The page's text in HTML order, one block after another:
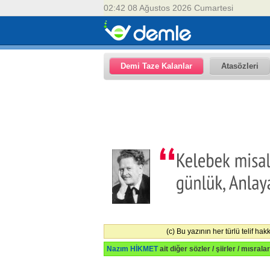
02:42 08 Ağustos 2026 Cumartesi
Demi Taze Kalanlar Atasözleri
(c) Bu yazının her türlü telif
Nazım HİKMETait diğer sözler / şiirler /